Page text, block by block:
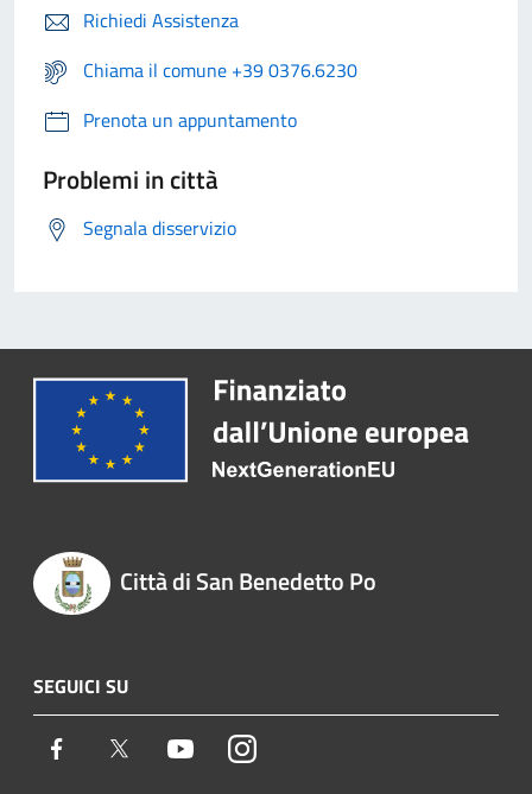
Richiedi Assistenza
Chiama il comune +39 0376.6230
Prenota un appuntamento
Problemi in città
Segnala disservizio
Città di San Benedetto Po
SEGUICI SU
Facebook Twitter YoutubeInstagram